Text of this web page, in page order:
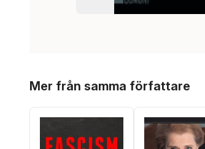
Mer från samma författare